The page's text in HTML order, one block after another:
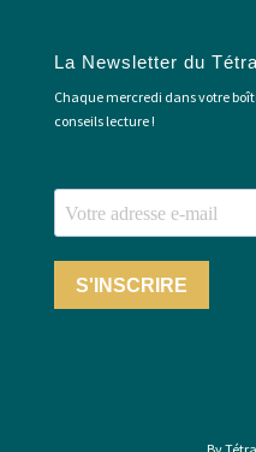
La Newsletter du
Chaque mercredi dans votre
conseils lecture !
S'INSCRIRE